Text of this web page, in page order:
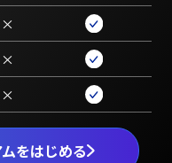
をはじめる
×
×
×